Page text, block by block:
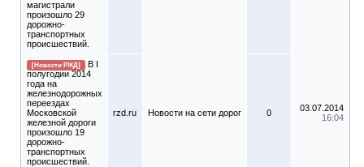
магистрали
произошло 29
дорожно-
транспортных
происшествий.
[Новости РЖД]
В I
полугодии 2014
года на
железнодорожных
переездах
Московской
железной дороги
произошло 19
дорожно-
транспортных
происшествий.
rzd.ru Новости на сети дорог 0
03.07.2014
16:04